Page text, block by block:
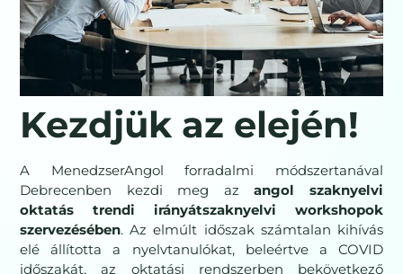
Kezdjük az elején!
A MenedzserAngol forradalmi módszertanával
Debrecenben kezdi meg azangol szaknyelvi
oktatás trendi irányátszaknyelvi workshopok
szervezésében. Az elmúlt időszak számtalan kihívás
elé állította a nyelvtanulókat, beleértve a COVID
időszakát, az oktatási rendszerben bekövetkező